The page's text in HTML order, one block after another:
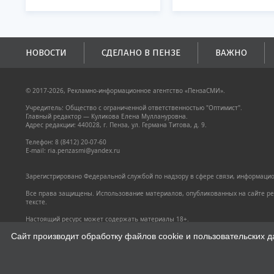
НОВОСТИ СДЕЛАНО В ПЕНЗЕ ВАЖНО
© 2017-2026, Рекламно-информационное агентство «ПензаСМИ».
Учредитель: Общество с ограниченной ответственностью "Оптимист".
Главный редактор — Куликова Елена Муллануровна.
Адрес редакции: 440028, г. Пенза, ул. Германа Титова, д. 9.
Телефон: 8 (8412) 20-07-60
E-mail: ria.penzasmi@yandex.ru
Зарегистрировано Федеральной службой по надзору в сфере связи,
Все права защищены. Использование материалов, опубликованных на сайте
тексте.
Настоящий ресурс может содержать материалы 18+.
Сайт производит обработку файлов cookie и